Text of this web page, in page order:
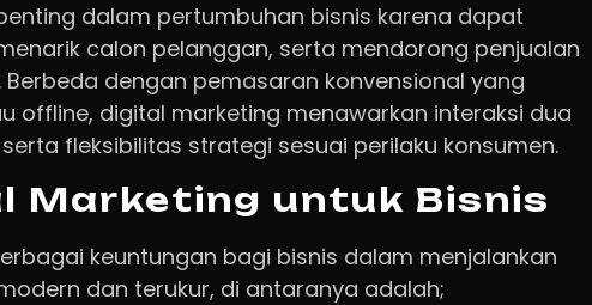
dalam pertumbuhan bisnis karena dapat
calon pelanggan, serta mendorong penjualan
dengan pemasaran konvensional yang
offline, digital marketing menawarkan interaksi dua
fleksibilitas strategi sesuai perilaku konsumen.
Marketing untuk Bisnis
keuntungan bagi bisnis dalam menjalankan
dan terukur, di antaranya adalah;